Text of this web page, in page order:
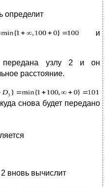
определит
и
передана узлу 2 и он
расстояние.
снова будет передано
вновь вычислит